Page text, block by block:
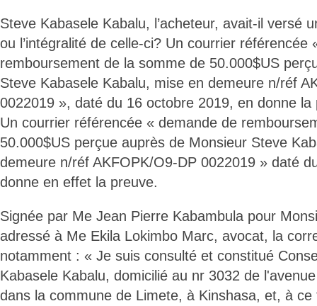
Steve Kabasele Kabalu, l’acheteur, avait-il versé
ou l’intégralité de celle-ci? Un courrier référencée
remboursement de la somme de 50.000$US
Steve Kabasele Kabalu, mise en demeure n/réf
0022019 », daté du 16 octobre 2019, en donne la
Un courrier référencée « demande de
50.000$US perçue auprès de Monsieur Steve
demeure n/réf AKFOPK/O9-DP 0022019 » daté
donne en effet la preuve.
Signée par Me Jean Pierre Kabambula pour
adressé à Me Ekila Lokimbo Marc, avocat, la
notamment : « Je suis consulté et constitué
Kabasele Kabalu, domicilié au nr 3032 de
dans la commune de Limete, à Kinshasa, et, à